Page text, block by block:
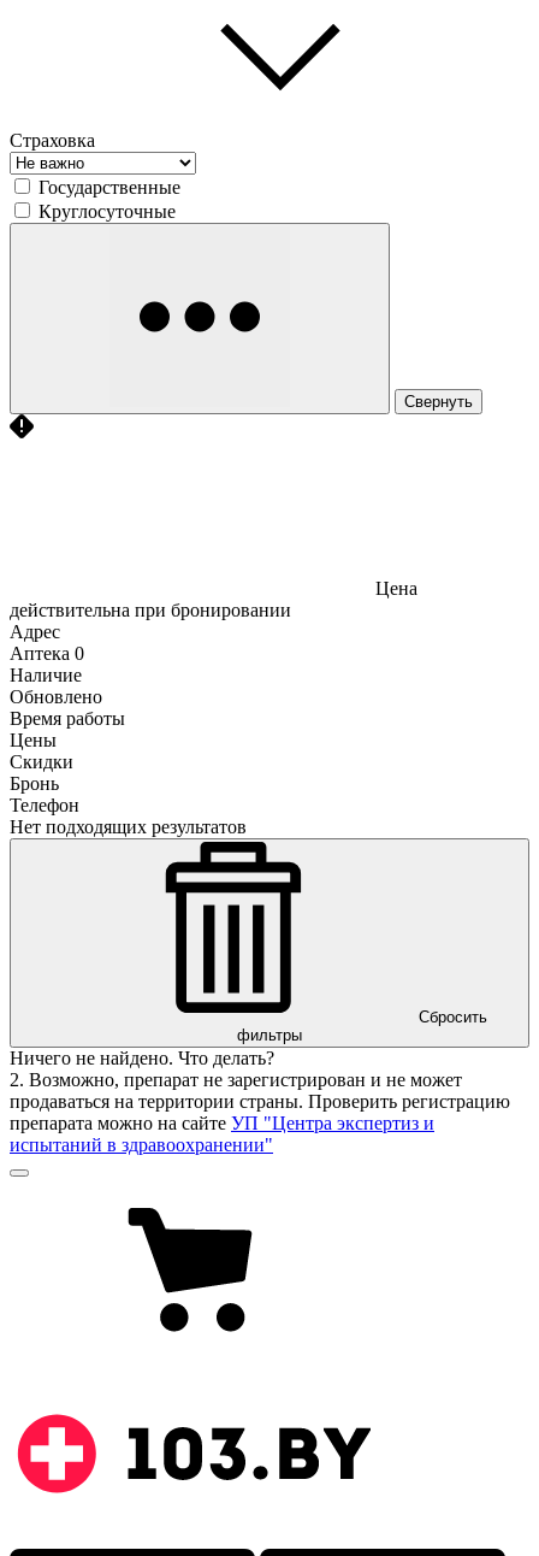
Страховка
Государственные
Круглосуточные
Свернуть
Цена
действительна при бронировании
Адрес
Аптека 0
Наличие
Обновлено
Время работы
Цены
Скидки
Бронь
Телефон
Нет подходящих результатов
Сбросить
фильтры
Ничего не найдено. Что делать?
2. Возможно, препарат не зарегистрирован и не может
продаваться на территории страны. Проверить регистрацию
препарата можно на сайте УП "Центра экспертиз и
испытаний в здравоохранении"